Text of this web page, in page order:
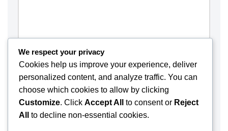
Save my name, email, and website in this browser for the
next time I comment.
We respect your privacy
Cookies help us improve your experience, deliver
personalized content, and analyze traffic. You can
choose which cookies to allow by clicking
Customize. Click Accept All to consent or Reject
All
to decline non-essential cookies.